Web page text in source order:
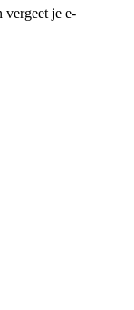
vergeet je e-